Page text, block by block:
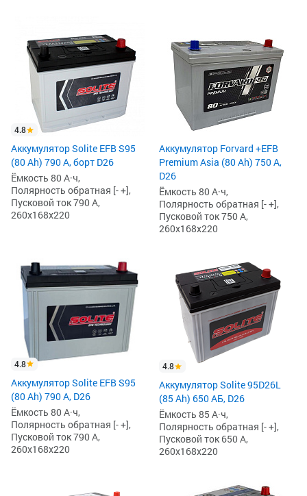
4.8
Аккумулятор Solite EFB S95
(80 Ah) 790 А, борт D26
Ёмкость 80 А·ч,
Полярность обратная [- +],
Пусковой ток 790 А,
260x168x220
Аккумулятор Forvard +EFB
Premium Asia (80 Ah) 750 А,
D26
Ёмкость 80 А·ч,
Полярность обратная [- +],
Пусковой ток 750 А,
260x168x220
4.8
Аккумулятор Solite EFB S95
(80 Ah) 790 А, D26
Ёмкость 80 А·ч,
Полярность обратная [- +],
Пусковой ток 790 А,
260x168x220
4.8
Аккумулятор Solite 95D26L
(85 Ah) 650 АБ, D26
Ёмкость 85 А·ч,
Полярность обратная [- +],
Пусковой ток 650 А,
260x168x220